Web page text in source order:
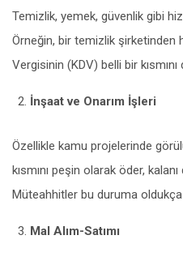
Temizlik, yemek, güvenlik gibi
Örneğin, bir temizlik şirketinden
Vergisinin (KDV) belli bir
İnşaat ve Onarım İşleri
Özellikle kamu projelerinde
kısmını peşin olarak öder, kalanı
Müteahhitler bu duruma oldukça
Mal Alım-Satımı